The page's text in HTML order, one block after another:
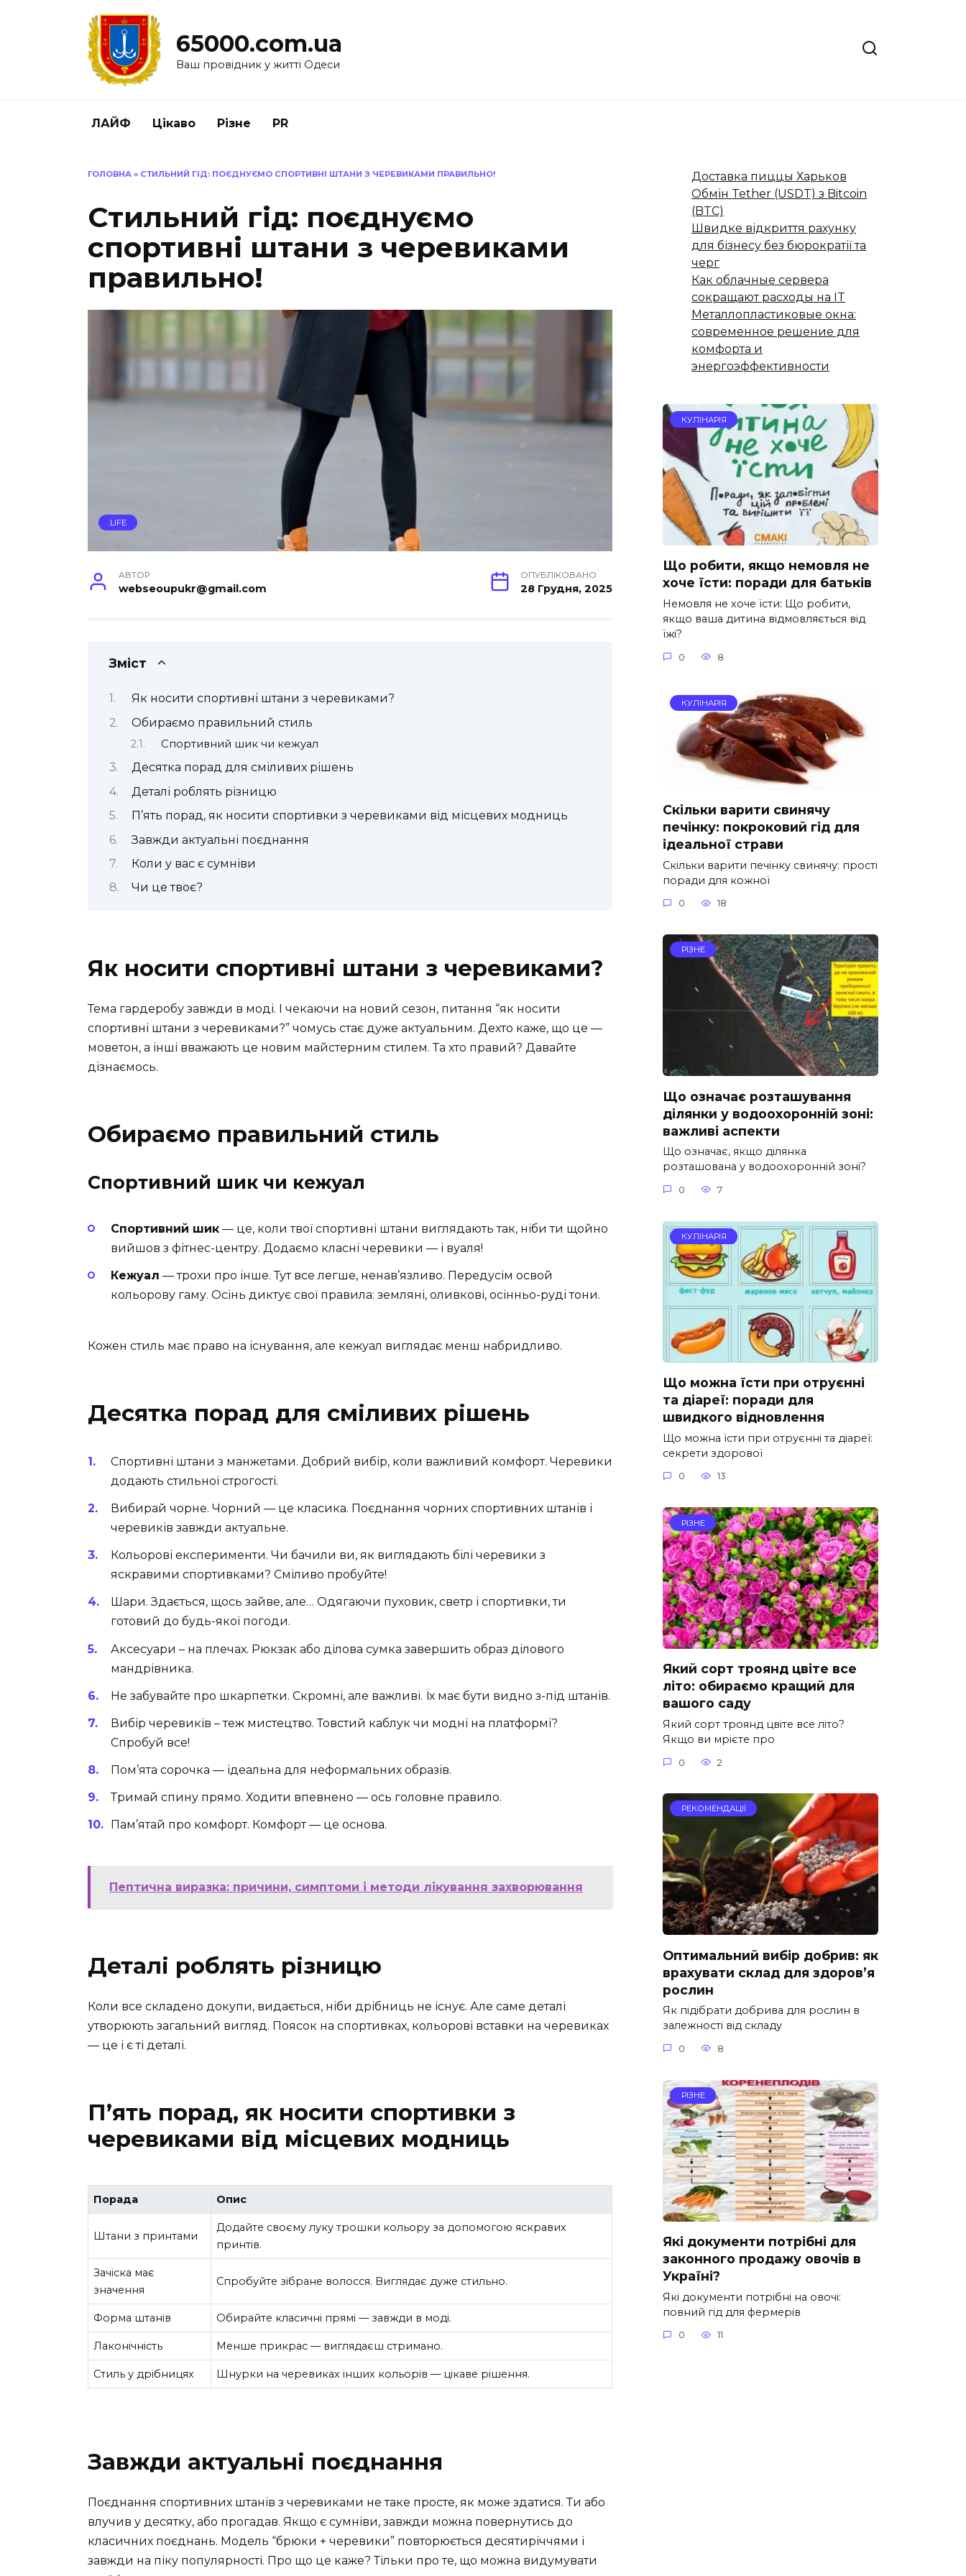
65000.com.ua
Ваш провідник у житті Одеси
ЛАЙФ Цікаво Різне PR
ГОЛОВНА » СТИЛЬНИЙ ГІД: ПОЄДНУЄМО СПОРТИВНІ ШТАНИ З ЧЕРЕВИКАМИ ПРАВИЛЬНО!
Стильний гід: поєднуємо
спортивні штани з черевиками
правильно!
LIFE
АВТОР
webseoupukr@gmail.com
ОПУБЛІКОВАНО
28 Грудня, 2025
Зміст
Як носити спортивні штани з черевиками?
Обираємо правильний стиль
Спортивний шик чи кежуал
Десятка порад для сміливих рішень
Деталі роблять різницю
П’ять порад, як носити спортивки з черевиками від місцевих модниць
Завжди актуальні поєднання
Коли у вас є сумніви
Чи це твоє?
Як носити спортивні штани з черевиками?
Тема гардеробу завжди в моді. І чекаючи на новий сезон, питання “як носити
спортивні штани з черевиками?” чомусь стає дуже актуальним. Дехто каже, що це —
моветон, а інші вважають це новим майстерним стилем. Та хто правий? Давайте
дізнаємось.
Обираємо правильний стиль
Спортивний шик чи кежуал
Спортивний шик — це, коли твої спортивні штани виглядають так, ніби ти щойно
вийшов з фітнес-центру. Додаємо класні черевики — і вуаля!
Кежуал — трохи про інше. Тут все легше, ненав’язливо. Передусім освой
кольорову гаму. Осінь диктує свої правила: земляні, оливкові, осінньо-руді тони.
Кожен стиль має право на існування, але кежуал виглядає менш набридливо.
Десятка порад для сміливих рішень
Спортивні штани з манжетами. Добрий вибір, коли важливий комфорт. Черевики
додають стильної строгості.
Вибирай чорне. Чорний — це класика. Поєднання чорних спортивних штанів і
черевиків завжди актуальне.
Кольорові експерименти. Чи бачили ви, як виглядають білі черевики з
яскравими спортивками? Сміливо пробуйте!
Шари. Здається, щось зайве, але… Одягаючи пуховик, светр і спортивки, ти
готовий до будь-якої погоди.
Аксесуари – на плечах. Рюкзак або ділова сумка завершить образ ділового
мандрівника.
Не забувайте про шкарпетки. Скромні, але важливі. Їх має бути видно з-під штанів.
Вибір черевиків – теж мистецтво. Товстий каблук чи модні на платформі?
Спробуй все!
Пом’ята сорочка — ідеальна для неформальних образів.
Тримай спину прямо. Ходити впевнено — ось головне правило.
Пам’ятай про комфорт. Комфорт — це основа.
Пептична виразка: причини, симптоми і методи лікування захворювання
Деталі роблять різницю
Коли все складено докупи, видається, ніби дрібниць не існує. Але саме деталі
утворюють загальний вигляд. Поясок на спортивках, кольорові вставки на черевиках
— це і є ті деталі.
П’ять порад, як носити спортивки з
черевиками від місцевих модниць
Порада Опис
Штани з принтами
Додайте своєму луку трошки кольору за допомогою яскравих
принтів.
Зачіска має
значення
Спробуйте зібране волосся. Виглядає дуже стильно.
Форма штанів Обирайте класичні прямі — завжди в моді.
Лаконічність Менше прикрас — виглядаєш стримано.
Стиль у дрібницях Шнурки на черевиках інших кольорів — цікаве рішення.
Завжди актуальні поєднання
Поєднання спортивних штанів з черевиками не таке просте, як може здатися. Ти або
влучив у десятку, або прогадав. Якщо є сумніви, завжди можна повернутись до
класичних поєднань. Модель “брюки + черевики” повторюється десятиріччями і
завжди на піку популярності. Про що це каже? Тільки про те, що можна видумувати
Доставка пиццы Харьков
Обмін Tether (USDT) з Bitcoin
(BTC)
Швидке відкриття рахунку
для бізнесу без бюрократії та
черг
Как облачные сервера
сокращают расходы на IT
Металлопластиковые окна:
современное решение для
комфорта и
энергоэффективности
КУЛІНАРІЯ
Що робити, якщо немовля не
хоче їсти: поради для батьків
Немовля не хоче їсти: Що робити,
якщо ваша дитина відмовляється від
їжі?
0 8
КУЛІНАРІЯ
Скільки варити свинячу
печінку: покроковий гід для
ідеальної страви
Скільки варити печінку свинячу: прості
поради для кожної
0 18
РІЗНЕ
Що означає розташування
ділянки у водоохоронній зоні:
важливі аспекти
Що означає, якщо ділянка
розташована у водоохоронній зоні?
0 7
КУЛІНАРІЯ
Що можна їсти при отруєнні
та діареї: поради для
швидкого відновлення
Що можна їсти при отруєнні та діареї:
секрети здорової
0 13
РІЗНЕ
Який сорт троянд цвіте все
літо: обираємо кращий для
вашого саду
Який сорт троянд цвіте все літо?
Якщо ви мрієте про
0 2
РЕКОМЕНДАЦІЇ
Оптимальний вибір добрив: як
врахувати склад для здоров’я
рослин
Як підібрати добрива для рослин в
залежності від складу
0 8
РІЗНЕ
Які документи потрібні для
законного продажу овочів в
Україні?
Які документи потрібні на овочі:
повний гід для фермерів
0 11